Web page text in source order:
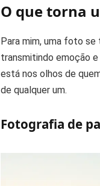
O que torna
Para mim, uma foto se
transmitindo emoção
está nos olhos de
de qualquer um.
Fotografia de